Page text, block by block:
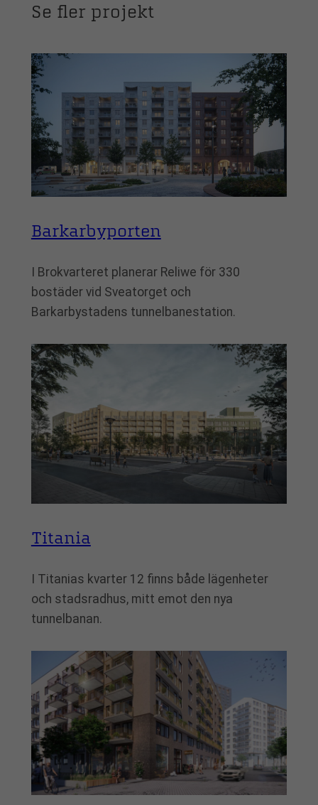
Se fler projekt
Barkarbyporten
I Brokvarteret planerar Reliwe för 330
bostäder vid Sveatorget och
Barkarbystadens tunnelbanestation.
Titania
I Titanias kvarter 12 finns både lägenheter
och stadsradhus, mitt emot den nya
tunnelbanan.